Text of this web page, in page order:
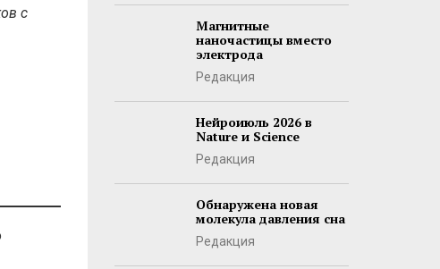
с
Магнитные
наночастицы вместо
электрода
Редакция
Нейроиюль 2026 в
Nature и Science
Редакция
Обнаружена новая
молекула давления сна
Редакция